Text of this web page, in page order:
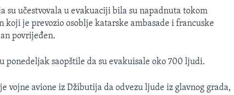
su učestvovala u evakuaciji bila su napadnuta tokom
je prevozio osoblje katarske ambasade i francuske
povrijeđen.
ponedeljak saopštile da su evakuisale oko 700 ljudi.
vojne avione iz Džibutija da odvezu ljude iz glavnog grada,